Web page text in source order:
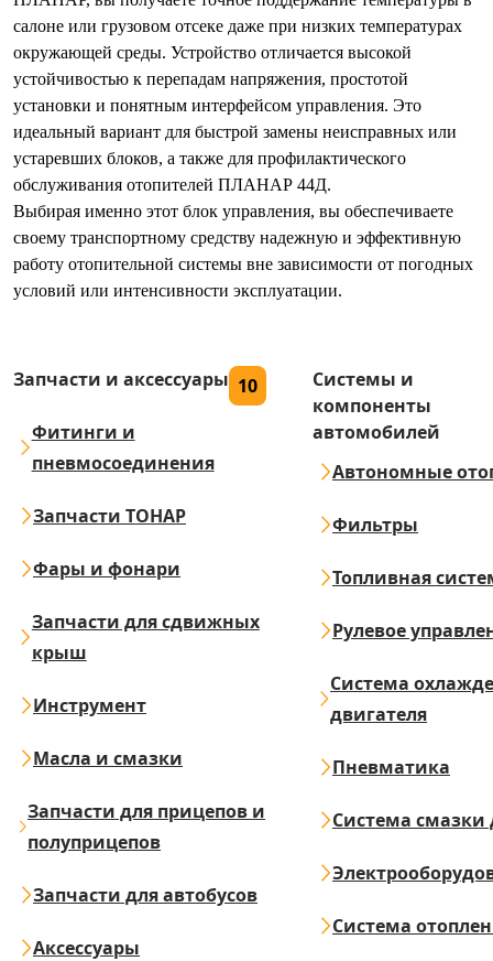
салоне или грузовом отсеке даже при низких температурах
окружающей среды. Устройство отличается высокой
устойчивостью к перепадам напряжения, простотой
установки и понятным интерфейсом управления. Это
идеальный вариант для быстрой замены неисправных или
устаревших блоков, а также для профилактического
обслуживания отопителей ПЛАНАР 44Д.
Выбирая именно этот блок управления, вы обеспечиваете
своему транспортному средству надежную и эффективную
работу отопительной системы вне зависимости от погодных
условий или интенсивности эксплуатации.
Запчасти и аксессуары 10
Фитинги и
пневмосоединения
Запчасти ТОНАР
Фары и фонари
Запчасти для сдвижных
крыш
Инструмент
Масла и смазки
Запчасти для прицепов и
полуприцепов
Запчасти для автобусов
Аксессуары
Системы и
компоненты
автомобилей
Автономные
Фильтры
Топливная
Рулевое
Система
двигателя
Пневматика
Система смазки
Система